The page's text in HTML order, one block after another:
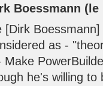
Boessmann
[Dirk
as -
Make
he's willing to